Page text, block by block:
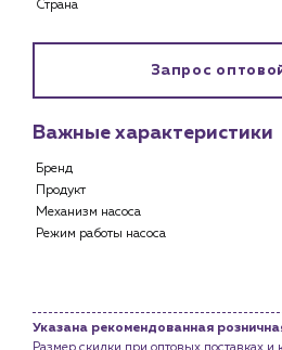
О компании
Услуги
Портфолио
Страна
Запрос
Важные характеристики
Бренд
Продукт
Механизм насоса
Режим работы насоса
Указана рекомендованная